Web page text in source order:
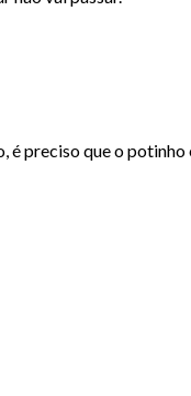
é preciso que o